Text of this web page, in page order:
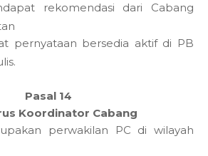
rekomendasi dari Cabang
pernyataan bersedia aktif di PB
Pasal 14
Koordinator Cabang
perwakilan PC di wilayah